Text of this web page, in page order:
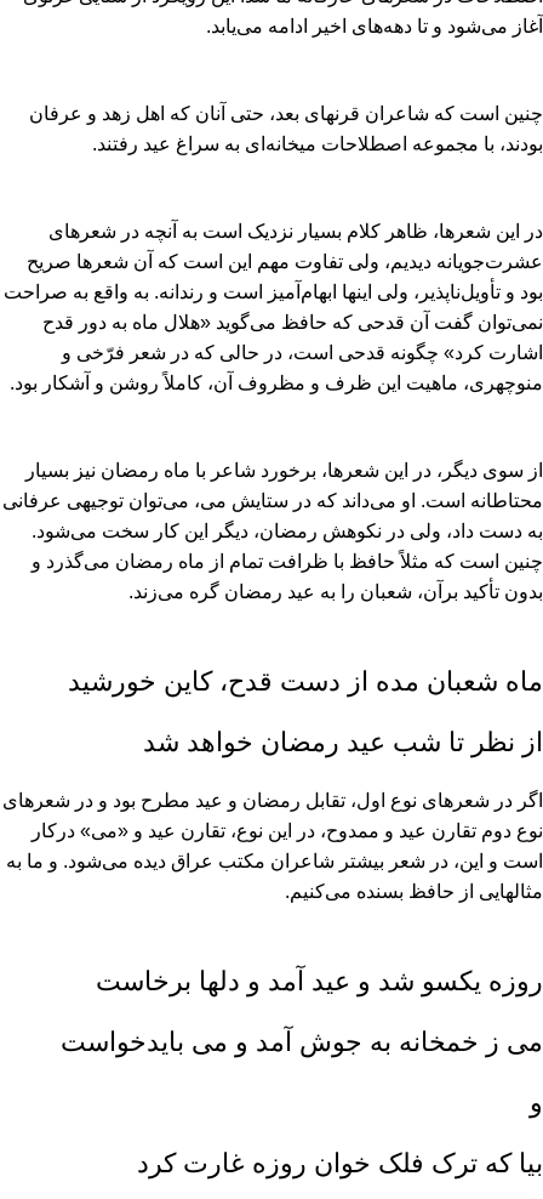
آغاز مى‏‌شود و تا دهه‏‌هاى اخیر ادامه مى‏‌یابد.
چنین است که شاعران قرنهاى بعد، حتى آنان که اهل زهد و عرفان
بودند، با مجموعه اصطلاحات میخانه‏‌اى به سراغ عید رفتند.
در این شعرها، ظاهر کلام بسیار نزدیک است به آنچه در شعرهاى
عشرت‏‌جویانه دیدیم، ولى تفاوت مهم این است که آن شعرها صریح
بود و تأویل‏‌ناپذیر، ولى اینها ابهام‏‌آمیز است و رندانه. به واقع به صراحت
نمى‏‌توان گفت آن قدحى که حافظ مى‏‌گوید «هلال ماه به دور قدح
اشارت کرد» چگونه قدحى است، در حالى که در شعر فرّخى و
منوچهرى، ماهیت این ظرف و مظروف آن، کاملاً روشن و آشکار بود.
از سوى دیگر، در این شعرها، برخورد شاعر با ماه رمضان نیز بسیار
محتاطانه است. او مى‏‌داند که در ستایش مى، مى‏‌توان توجیهى عرفانى
به دست داد، ولى در نکوهش رمضان، دیگر این کار سخت مى‏‌شود.
چنین است که مثلاً حافظ با ظرافت تمام از ماه رمضان مى‏‌گذرد و
بدون تأکید برآن، شعبان را به عید رمضان گره مى‏‌زند.
ماه شعبان مده از دست قدح، کاین خورشید
از نظر تا شب عید رمضان خواهد شد
اگر در شعرهاى نوع اول، تقابل رمضان و عید مطرح بود و در شعرهاى
نوع دوم تقارن عید و ممدوح، در این نوع، تقارن عید و «مى» درکار
است و این، در شعر بیشتر شاعران مکتب عراق دیده مى‏‌شود. و ما به
مثالهایى از حافظ بسنده مى‏‌کنیم.
روزه یکسو شد و عید آمد و دلها برخاست
مى ز خمخانه به جوش آمد و مى بایدخواست
و
بیا که ترک فلک خوان روزه غارت کرد